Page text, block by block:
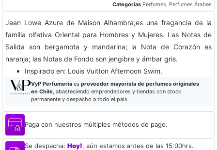
Categorías Perfumes, Perfumes Árabes
Jean Lowe Azure de Maison Alhambra;es una fragancia de la
familia olfativa Oriental para Hombres y Mujeres. Las Notas de
Salida son bergamota y mandarina; la Nota de Corazón es
naranja; las Notas de Fondo son jengibre y ámbar gris.
​Inspirado en: Louis Vuitton Afternoon Swim.
VyP Perfumeríaes proveedor mayorista de perfumes originales
en Chile, abasteciendo emprendedores y tiendas con stock
permanente y despacho a todo el país.
Paga con nuestros múltiples métodos de pago.
Se despacha: Hoy!, aún estamos antes de las 15:00hrs.